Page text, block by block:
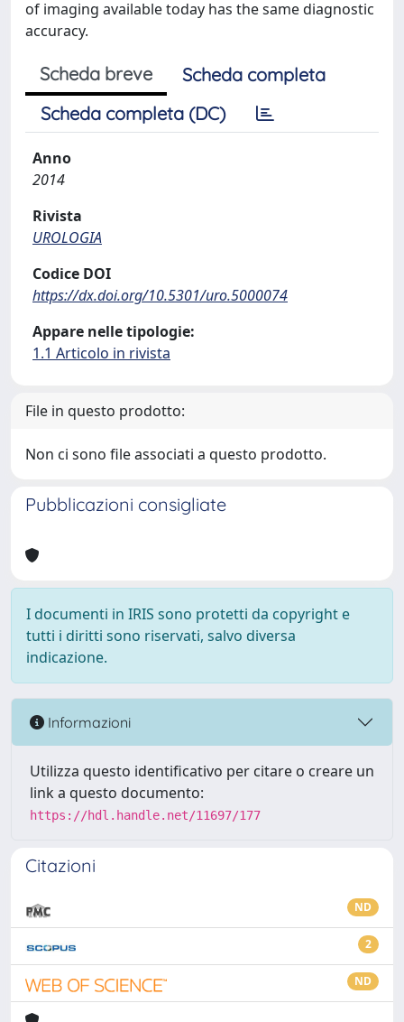
of imaging available today has the same diagnostic
accuracy.
Scheda breve
Scheda completa
Scheda completa (DC)
Anno
2014
Rivista
UROLOGIA
Codice DOI
https://dx.doi.org/10.5301/uro.5000074
Appare nelle tipologie:
1.1 Articolo in rivista
File in questo prodotto:
Non ci sono file associati a questo prodotto.
Pubblicazioni consigliate
I documenti in IRIS sono protetti da copyright e
tutti i diritti sono riservati, salvo diversa
indicazione.
Informazioni
Utilizza questo identificativo per citare o creare un
link a questo documento:
https://hdl.handle.net/11697/177
Citazioni
ND
2
ND